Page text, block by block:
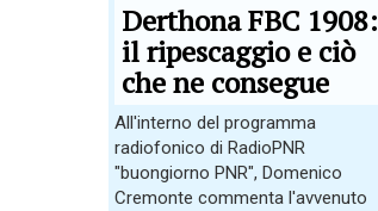
Derthona FBC 1908:
il ripescaggio e ciò
che ne consegue
All'interno del programma
radiofonico di RadioPNR
"buongiorno PNR", Domenico
Cremonte commenta l'avvenuto